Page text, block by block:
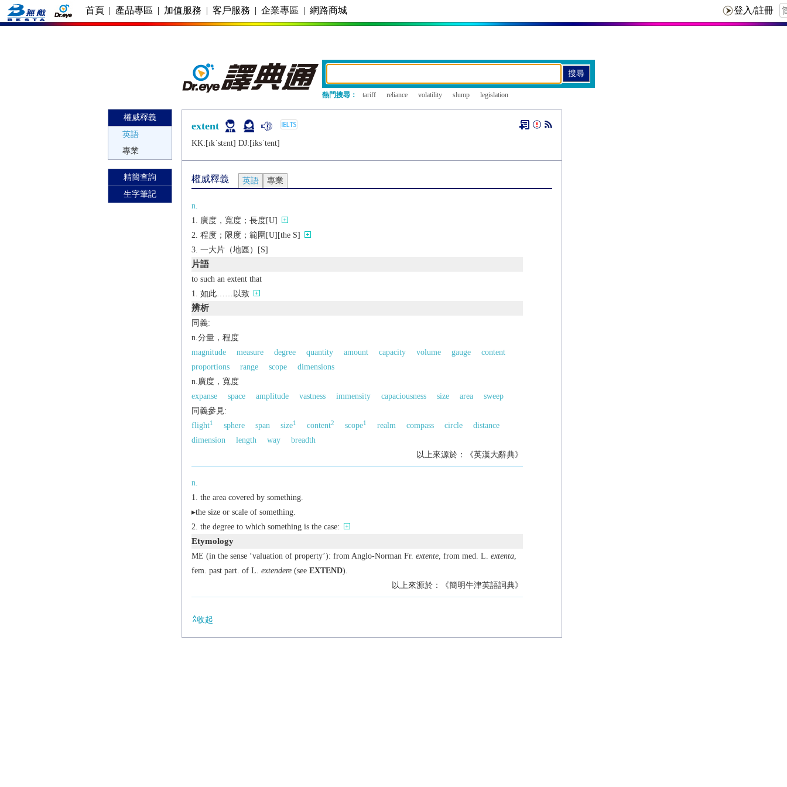
首頁 | 產品專區 | 加值服務 | 客戶服務 | 企業專區 | 網路商城
熱門搜尋： tariff reliance volatility slump legislation
權威釋義
英語
專業
精簡查詢
生字筆記
extent
KK:[ɪkˈstɛnt] DJ:[iksˈtеnt]
權威釋義 英語 專業
n.
廣度，寬度；長度[U]
程度；限度；範圍[U][the S]
一大片（地區）[S]
片語
to such an extent that
如此……以致
辨析
同義:
n.分量，程度
magnitude
measure degree quantity amount capacity volume gauge
content
proportions
range scope
dimensions
n.廣度，寬度
expanse
space amplitude vastness immensity capaciousness size area
sweep
同義參見:
flight1 sphere span size1 content2 scope1 realm compass circle
distance
dimension
length way
breadth
以上來源於：《英漢大辭典》
n.
the area covered by something.
▸the size or scale of something.
the degree to which something is the case:
Etymology
ME (in the sense ‘valuation of property’): from Anglo-Norman Fr. extente, from med. L. extenta,
fem. past part. of L. extendere(see EXTEND).
以上來源於：《簡明牛津英語詞典》
收起